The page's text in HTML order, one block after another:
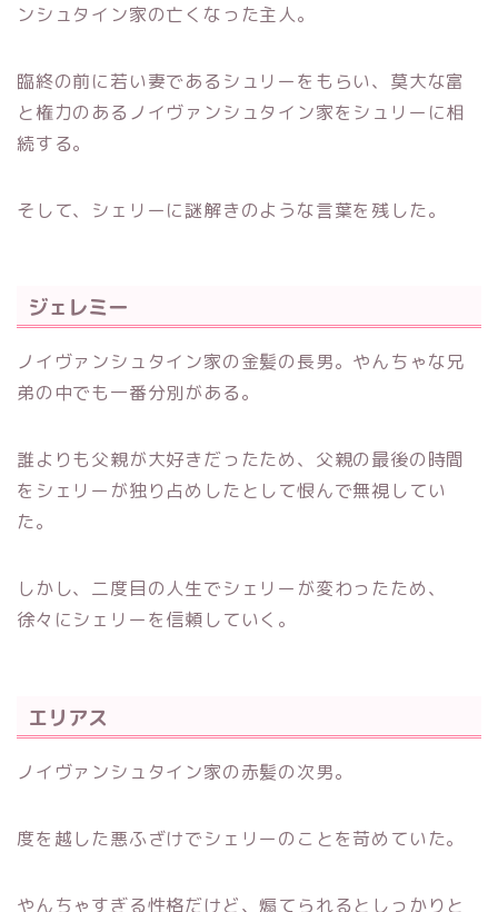
ンシュタイン家の亡くなった主人。
臨終の前に若い妻であるシュリーをもらい、莫大な富
と権力のあるノイヴァンシュタイン家をシュリーに相
続する。
そして、シェリーに謎解きのような言葉を残した。
ジェレミー
ノイヴァンシュタイン家の金髪の長男。やんちゃな兄
弟の中でも一番分別がある。
誰よりも父親が大好きだったため、父親の最後の時間
をシェリーが独り占めしたとして恨んで無視してい
た。
しかし、二度目の人生でシェリーが変わったため、
徐々にシェリーを信頼していく。
エリアス
ノイヴァンシュタイン家の赤髪の次男。
度を越した悪ふざけでシェリーのことを苛めていた。
やんちゃすぎる性格だけど、煽てられるとしっかりと